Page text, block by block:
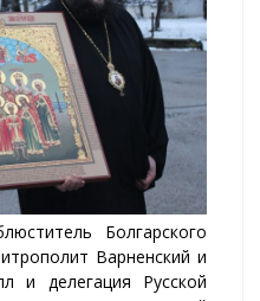
Болгарского
Варненский и
и делегация Русской